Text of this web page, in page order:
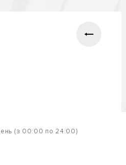
(з 00:00 по 24:00)